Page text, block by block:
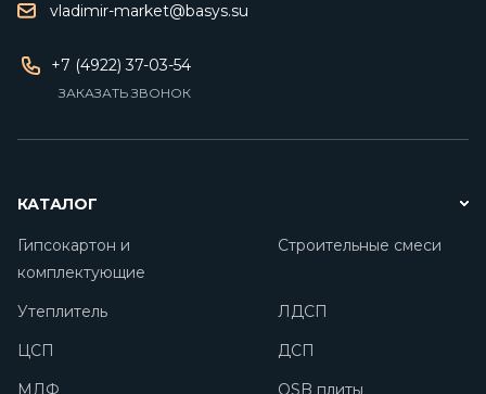
vladimir-market@basys.su
+7 (4922) 37-03-54
ЗАКАЗАТЬ ЗВОНОК
КАТАЛОГ
Гипсокартон и
комплектующие
Строительные смеси
Утеплитель
ЛДСП
ЦСП
ДСП
МДФ
OSB плиты